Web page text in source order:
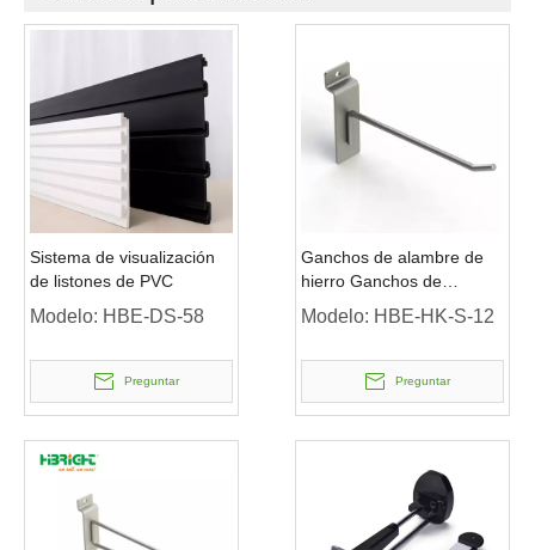
Sistema de visualización
de listones de PVC
Modelo: HBE-DS-58
Preguntar
Ganchos de alambre de
hierro Ganchos de
exhibición de listones
Modelo: HBE-HK-S-12
Preguntar